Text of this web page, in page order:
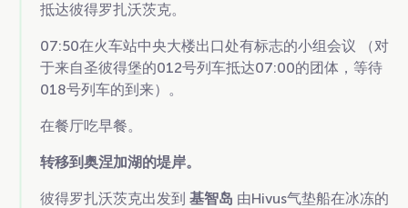
抵达彼得罗扎沃茨克。
07:50在火车站中央大楼出口处有标志的小组会议
（对
于来自圣彼得堡的012号列车抵达07:00的团体，等待
018号列车的到来）。
在餐厅吃早餐。
转移到奥涅加湖的堤岸。
彼得罗扎沃茨克出发到 基智岛 由Hivus气垫船在冰冻的